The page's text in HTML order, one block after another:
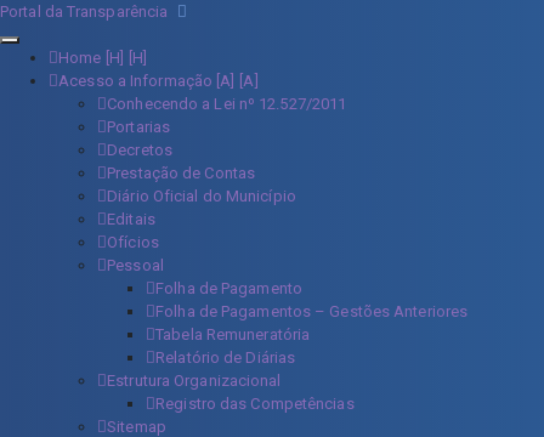
Portal da Transparência
Home [H]
Acesso a Informação [A]
Conhecendo a Lei nº 12.527/2011
Portarias
Decretos
Prestação de Contas
Diário Oficial do Município
Editais
Ofícios
Pessoal
Folha de Pagamento
Folha de Pagamentos – Gestões Anteriores
Tabela Remuneratória
Relatório de Diárias
Estrutura Organizacional
Registro das Competências
Sitemap